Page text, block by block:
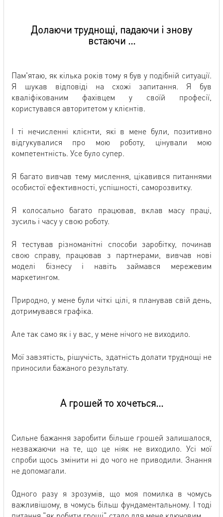
Долаючи труднощі, падаючи і знову
встаючи ...
Пам'ятаю, як кілька років тому я був у подібній ситуації.
Я шукав відповіді на схожі запитання. Я був
кваліфікованим фахівцем у своїй професії,
користувався авторитетом у клієнтів.
І ті нечисленні клієнти, які в мене були, позитивно
відгукувалися про мою роботу, цінували мою
компетентність. Усе було супер.
Я багато вивчав тему мислення, цікавився питаннями
особистої ефективності, успішності, саморозвитку.
Я колосально багато працював, вклав масу праці,
зусиль і часу у свою роботу.
Я тестував різноманітні способи заробітку, починав
свою справу, працював з партнерами, вивчав нові
моделі бізнесу і навіть займався мережевим
маркетингом.
Природно, у мене були чіткі цілі, я планував свій день,
дотримувався графіка.
Але так само як і у вас, у мене нічого не виходило.
Мої завзятість, рішучість, здатність долати труднощі не
приносили бажаного результату.
А грошей то хочеться...
Сильне бажання заробити більше грошей залишалося,
незважаючи на те, що це ніяк не виходило. Усі мої
спроби щось змінити ні до чого не приводили. Знання
не допомагали.
Одного разу я зрозумів, що моя помилка в чомусь
важливішому, в чомусь більш фундаментальному. І тоді